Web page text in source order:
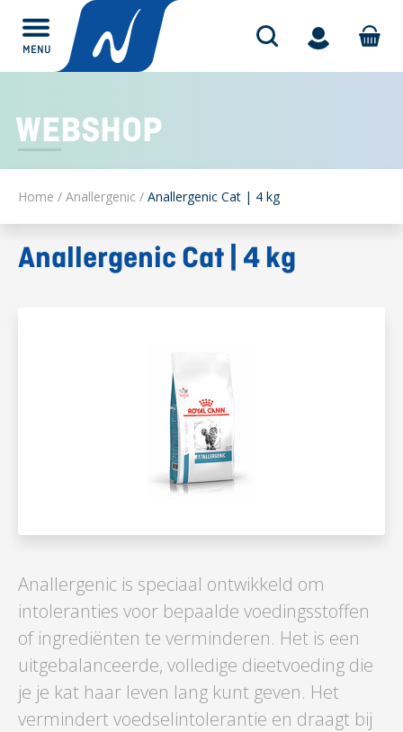
MENU
WEBSHOP
Home / Anallergenic / Anallergenic Cat | 4 kg
Anallergenic Cat | 4 kg
Anallergenic is speciaal ontwikkeld om
intoleranties voor bepaalde voedingsstoffen
of ingrediënten te verminderen. Het is een
uitgebalanceerde, volledige dieetvoeding die
je je kat haar leven lang kunt geven. Het
vermindert voedselintolerantie en draagt bij